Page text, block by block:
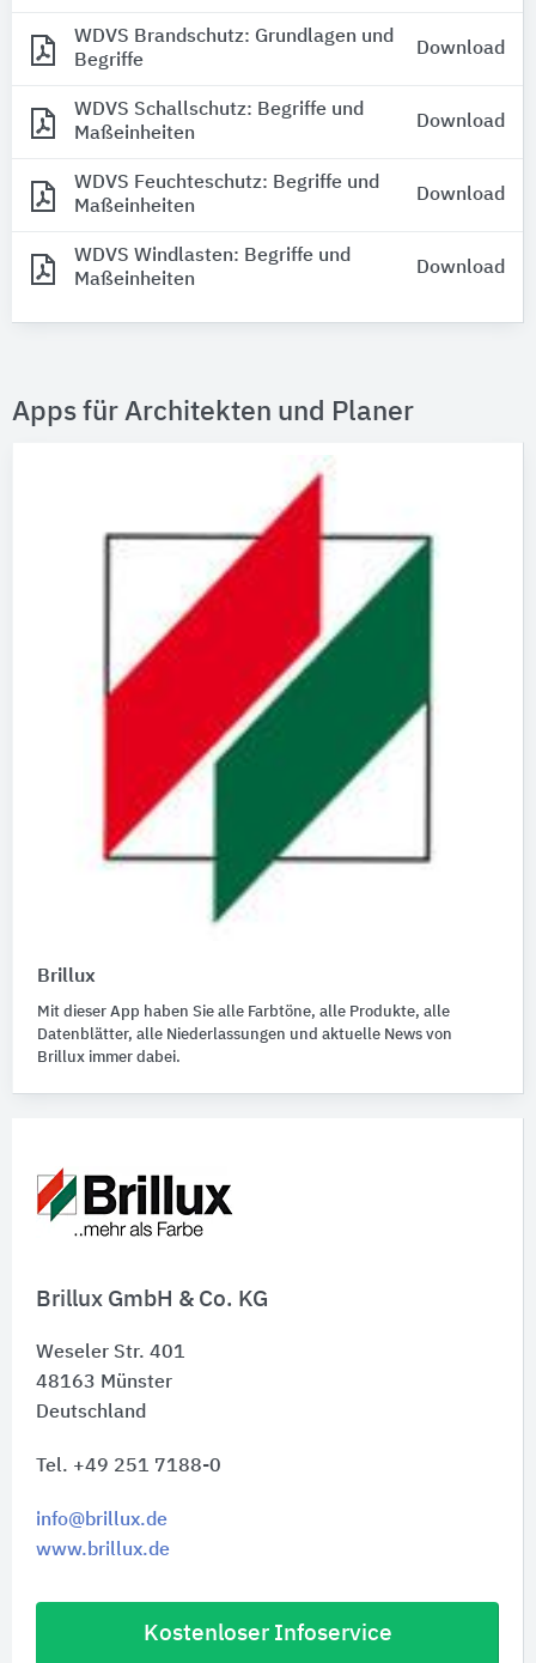
Brillux GmbH & Co. KG
Weseler Str. 401
48163 Münster
Deutschland
Tel. +49 251 7188-0
info@brillux.de
www.brillux.de
Kostenloser Infoservice
WDVS Brandschutz: Grundlagen und
Begriffe
Download
WDVS Schallschutz: Begriffe und
Maßeinheiten
Download
WDVS Feuchteschutz: Begriffe und
Maßeinheiten
Download
WDVS Windlasten: Begriffe und
Maßeinheiten
Download
Apps für Architekten und Planer
Brillux
Mit dieser App haben Sie alle Farbtöne, alle Produkte, alle
Datenblätter, alle Niederlassungen und aktuelle News von
Brillux immer dabei.